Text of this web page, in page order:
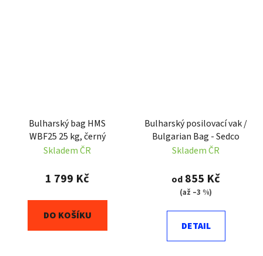
Bulharský bag HMS
WBF25 25 kg, černý
Skladem ČR
1 799 Kč
DO KOŠÍKU
Bulharský posilovací vak /
Bulgarian Bag - Sedco
Skladem ČR
od 855 Kč
(až –3 %)
DETAIL